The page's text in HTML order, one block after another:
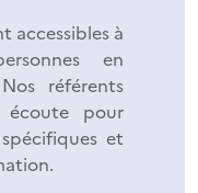
accessibles à
en
référents
pour
et